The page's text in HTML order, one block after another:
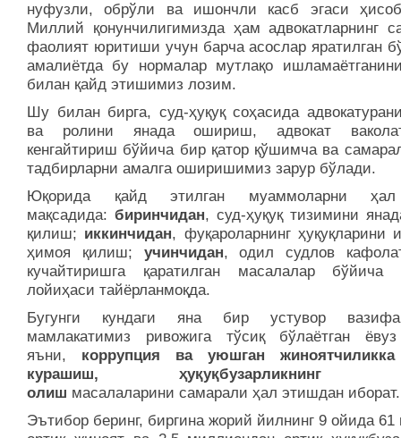
нуфузли, обрўли ва ишончли касб эгаси
Миллий қонунчилигимизда ҳам адвокатларнинг
фаолият юритиши учун барча асослар яратилган
амалиётда бу нормалар мутлақо
билан қайд этишимиз лозим.
Шу билан бирга, суд-ҳуқуқ соҳасида
ва ролини янада ошириш, адвокат
кенгайтириш бўйича бир қатор қўшимча ва
тадбирларни амалга оширишимиз зарур бўлади.
Юқорида қайд этилган муаммоларни
мақсадида: биринчидан, суд-ҳуқуқ тизимини
қилиш; иккинчидан, фуқароларнинг ҳуқуқларини
ҳимоя қилиш; учинчидан, одил судлов
кучайтиришга қаратилган масалалар бўйича
лойиҳаси тайёрланмоқда.
Бугунги кундаги яна бир устувор
мамлакатимиз ривожига тўсиқ бўлаётган
яъни, коррупция ва уюшган
курашиш, ҳуқуқ­бузарликнинг
олиш масалаларини самарали ҳал этишдан иборат.
Эътибор беринг, биргина жорий йилнинг 9 ойида 61